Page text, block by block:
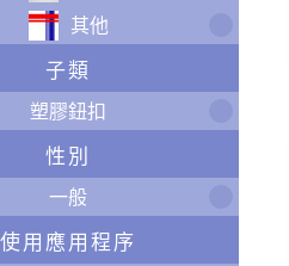
其他
子類
塑膠鈕扣
性別
一般
使用應用程序